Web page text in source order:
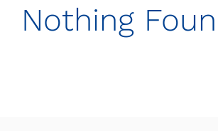
Nothing